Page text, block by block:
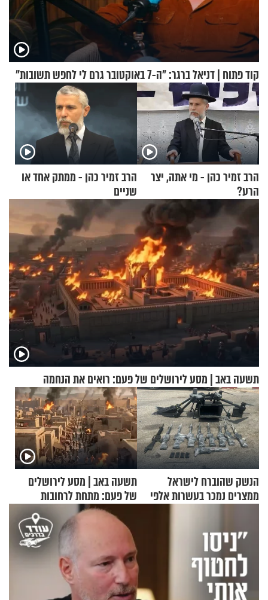
קוד פתוח | דניאל ברגר: "ה-7 באוקטובר גרם לי לחפש תשובות"
הרב זמיר כהן - מי אתה, יצר
הרע?
הרב זמיר כהן - ממתק אחד או
שניים
תשעה באב | מסע לירושלים של פעם: רואים את הנחמה
הנשק שהוברח לישראל
ממצרים נמכר בעשרות אלפי
תשעה באב | מסע לירושלים
של פעם: מתחת לרחובות
ירושלים